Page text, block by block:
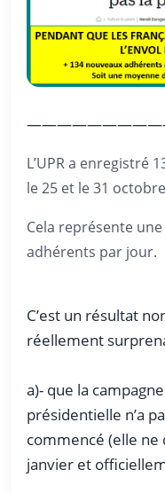
L’UPR a enregistré
le 25 et le 31
Cela représente
adhérents par jour.
C’est un résultat
réellement
a)- que la
présidentielle n’a
commencé (elle ne
janvier et